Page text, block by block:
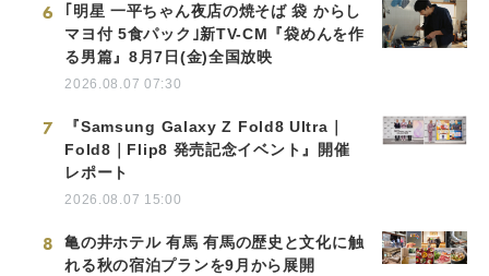
6
｢明星 一平ちゃん夜店の焼そば 袋 からし
マヨ付 5食パック｣新TV-CM『袋めんを作
る男篇』8月7日(金)全国放映
2026.08.07 07:30
7
『Samsung Galaxy Z Fold8 Ultra｜
Fold8｜Flip8 発売記念イベント』開催
レポート
2026.08.07 15:00
8
亀の井ホテル 有馬 有馬の歴史と文化に触
れる秋の宿泊プランを9月から展開